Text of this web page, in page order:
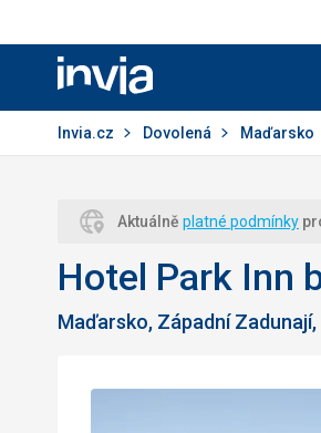
Invia.cz
Invia.cz Dovolená Maďarsko
Aktuálně platné podmínky
Hotel Park Inn
Maďarsko, Západní Zadunají,